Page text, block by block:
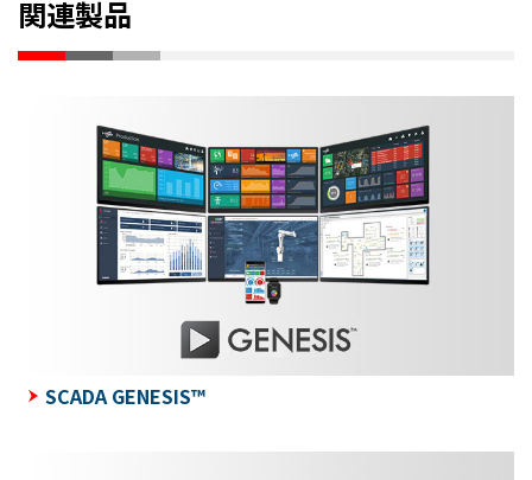
関連製品
SCADA GENESIS™